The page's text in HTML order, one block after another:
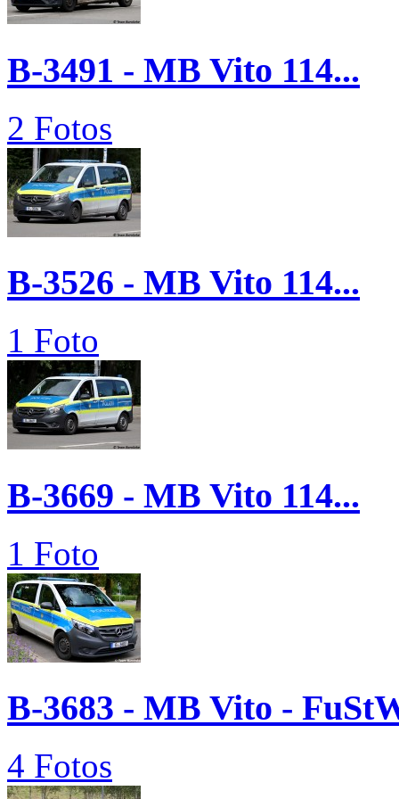
B-3491 - MB Vito 114...
2 Fotos
B-3526 - MB Vito 114...
1 Foto
B-3669 - MB Vito 114...
1 Foto
B-3683 - MB Vito -
4 Fotos